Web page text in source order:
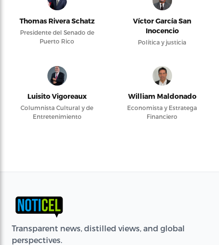
Thomas Rivera Schatz
Presidente del Senado de
Puerto Rico
Víctor García San
Inocencio
Política y justicia
Luisito Vigoreaux
Columnista Cultural y de
Entretenimiento
William Maldonado
Economista y Estratega
Financiero
Transparent news, distilled views, and global
perspectives.